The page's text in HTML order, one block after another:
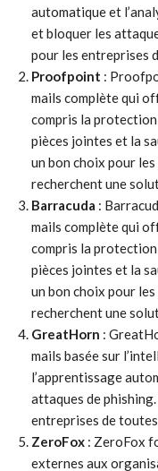
automatique et
et bloquer les
pour les entreprises
Proofpoint :
mails complète qui
compris la
pièces jointes et la
un bon choix pour
recherchent une
Barracuda :
mails complète qui
compris la
pièces jointes et la
un bon choix pour
recherchent une
GreatHorn :
mails basée sur
l’apprentissage
attaques de
entreprises de
ZeroFox : ZeroFox
externes aux